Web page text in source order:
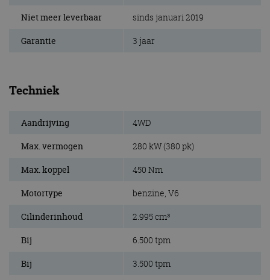
Niet meer leverbaar sinds januari 2019
Garantie 3 jaar
Techniek
Aandrijving 4WD
Max. vermogen 280 kW (380 pk)
Max. koppel 450 Nm
Motortype benzine, V6
Cilinderinhoud 2.995 cm³
Bij 6.500 tpm
Bij 3.500 tpm